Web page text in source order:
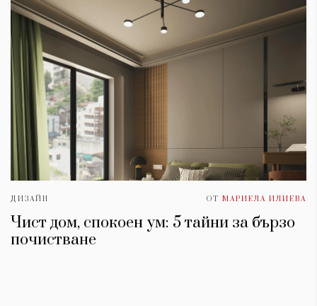
ДИЗАЙН ОТ МАРИЕЛА ИЛИЕВА
Чист дом, спокоен ум: 5 тайни за бързо
почистване